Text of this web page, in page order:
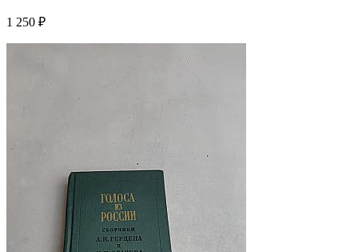
1 250 ₽